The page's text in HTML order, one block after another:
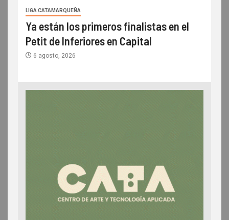
LIGA CATAMARQUEÑA
Ya están los primeros finalistas en el
Petit de Inferiores en Capital
6 agosto, 2026